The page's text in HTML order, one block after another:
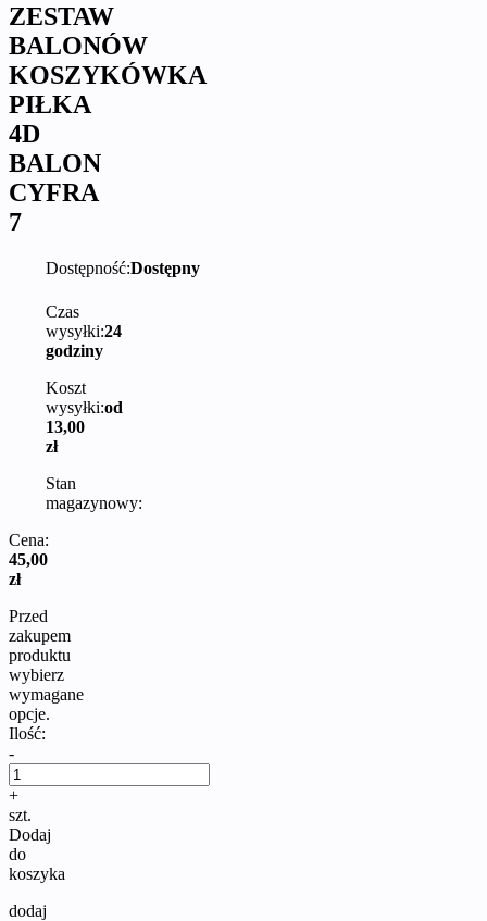
ZESTAW
BALONÓW
KOSZYKÓWKA
PIŁKA
4D
BALON
CYFRA
7
Dostępność:Dostępny
Czas
wysyłki:24
godziny
Koszt
wysyłki:od
13,00
zł
Stan
magazynowy:
Cena:
45,00
zł
Przed
zakupem
produktu
wybierz
wymagane
opcje.
Ilość:
-
+
szt.
Dodaj
do
koszyka
dodaj